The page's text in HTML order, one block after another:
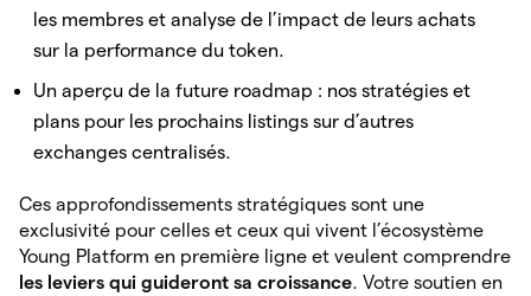
les membres et analyse de l’impact de leurs achats
sur la performance du token.
Un aperçu de la future roadmap : nos stratégies et
plans pour les prochains listings sur d’autres
exchanges centralisés.
Ces approfondissements stratégiques sont une
exclusivité pour celles et ceux qui vivent l’écosystème
Young Platform en première ligne et veulent comprendre
les leviers qui guideront sa croissance. Votre soutien en